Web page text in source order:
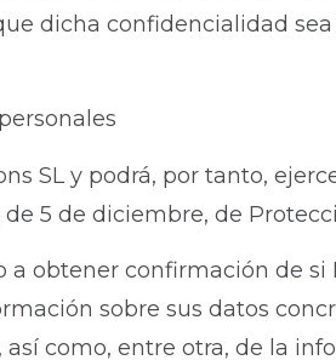
dicha confidencialidad
SL y podrá, por tanto,
5 de diciembre, de
a obtener confirmación de
sobre sus datos
como, entre otra, de la